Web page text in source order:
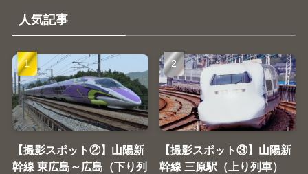
ー人気記事
【撮影スポット②】山陽新
幹線 東広島～広島（下り列
【撮影スポット③】山陽新
幹線 三原駅（上り列車）